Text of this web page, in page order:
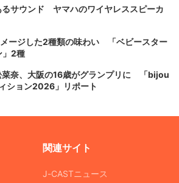
るサウンド ヤマハのワイヤレススピーカ
メージした2種類の味わい 「ベビースター
」2種
菜奈、大阪の16歳がグランプリに 「bijou
ション2026」リポート
関連サイト
J-CASTニュース